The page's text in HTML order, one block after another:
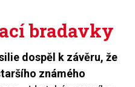
bradavky
dospěl k závěru, že
známého